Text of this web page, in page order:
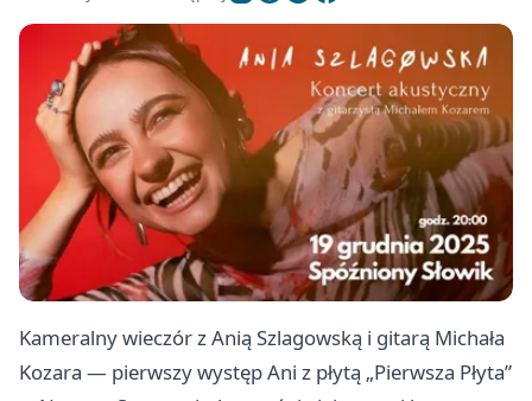
Kameralny wieczór z Anią Szlagowską i gitarą Michała
Kozara — pierwszy występ Ani z płytą „Pierwsza Płyta”